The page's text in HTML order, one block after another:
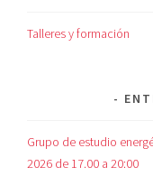
Talleres y formación
Grupo de estudio
2026 de 17.00 a 20:00